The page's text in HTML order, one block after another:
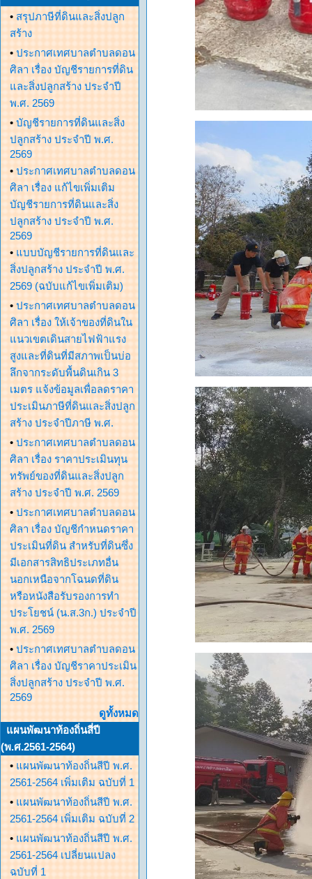
• สรุปภาษีที่ดินและสิ่งปลูก
สร้าง
• ประกาศเทศบาลตำบลดอน
ศิลา เรื่อง บัญชีรายการที่ดิน
และสิ่งปลูกสร้าง ประจำปี
พ.ศ. 2569
• บัญชีรายการที่ดินและสิ่ง
ปลูกสร้าง ประจำปี พ.ศ.
2569
• ประกาศเทศบาลตำบลดอน
ศิลา เรื่อง แก้ไขเพิ่มเติม
บัญชีรายการที่ดินและสิ่ง
ปลูกสร้าง ประจำปี พ.ศ.
2569
• แบบบัญชีรายการที่ดินและ
สิ่งปลูกสร้าง ประจำปี พ.ศ.
2569 (ฉบับแก้ไขเพิ่มเติม)
• ประกาศเทศบาลตำบลดอน
ศิลา เรื่อง ให้เจ้าของที่ดินใน
แนวเขตเดินสายไฟฟ้าแรง
สูงและที่ดินที่มีสภาพเป็นบ่อ
ลึกจากระดับพื้นดินเกิน 3
เมตร แจ้งข้อมูลเพื่อลดราคา
ประเมินภาษีที่ดินและสิ่งปลูก
สร้าง ประจำปีภาษี พ.ศ.
• ประกาศเทศบาลตำบลดอน
ศิลา เรื่อง ราคาประเมินทุน
ทรัพย์ของที่ดินและสิ่งปลูก
สร้าง ประจำปี พ.ศ. 2569
• ประกาศเทศบาลตำบลดอน
ศิลา เรื่อง บัญชีกำหนดราคา
ประเมินที่ดิน สำหรับที่ดินซึ่ง
มีเอกสารสิทธิประเภทอื่น
นอกเหนือจากโฉนดที่ดิน
หรือหนังสือรับรองการทำ
ประโยชน์ (น.ส.3ก.) ประจำปี
พ.ศ. 2569
• ประกาศเทศบาลตำบลดอน
ศิลา เรื่อง บัญชีราคาประเมิน
สิ่งปลูกสร้าง ประจำปี พ.ศ.
2569
ดูทั้งหมด
แผนพัฒนาท้องถิ่นสี่ปี
(พ.ศ.2561-2564)
• แผนพัฒนาท้องถิ่นสีปี พ.ศ.
2561-2564 เพิ่มเติม ฉบับที่ 1
• แผนพัฒนาท้องถิ่นสีปี พ.ศ.
2561-2564 เพิ่มเติม ฉบับที่ 2
• แผนพัฒนาท้องถิ่นสีปี พ.ศ.
2561-2564 เปลี่ยนแปลง
ฉบับที่ 1